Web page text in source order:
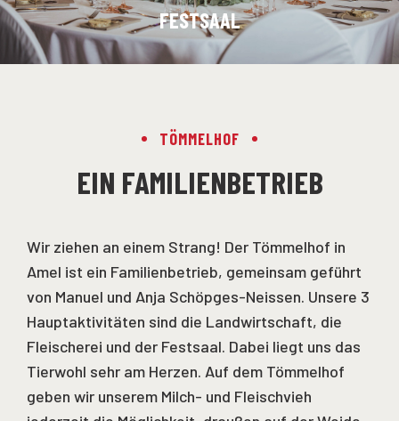
FESTSAAL
TÖMMELHOF
EIN FAMILIENBETRIEB
Wir ziehen an einem Strang! Der Tömmelhof in
Amel ist ein Familienbetrieb, gemeinsam geführt
von Manuel und Anja Schöpges-Neissen. Unsere 3
Hauptaktivitäten sind die Landwirtschaft, die
Fleischerei und der Festsaal. Dabei liegt uns das
Tierwohl sehr am Herzen. Auf dem Tömmelhof
geben wir unserem Milch- und Fleischvieh